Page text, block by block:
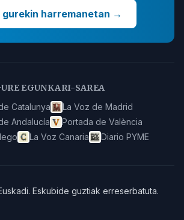
harremanetan →
EGUNKARI-SAREA
Catalunya
La Voz de Madrid
Andalucía
Portada de València
La Voz Canaria Diario PYME
. Eskubide guztiak erreserbatuta.